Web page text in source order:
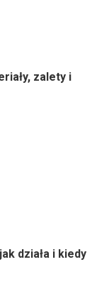
zalety i
działa i kiedy